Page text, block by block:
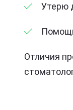
Утерю
Отличия